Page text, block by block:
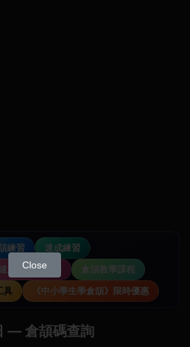
練習
速成練習
速成輸入法教學
倉頡教學課程
具 《中小學生學倉頡》限時優惠
— 倉頡碼查詢
Close